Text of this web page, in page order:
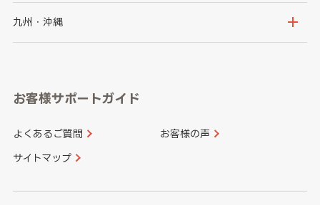
山梨県
愛知県
京都府
和歌山県
鳥取県
山口県
香川県 愛媛県
九州・沖縄
長崎県
大分県 宮崎県
お客様サポートガイド
よくあるご質問 お客様の声
サイトマップ